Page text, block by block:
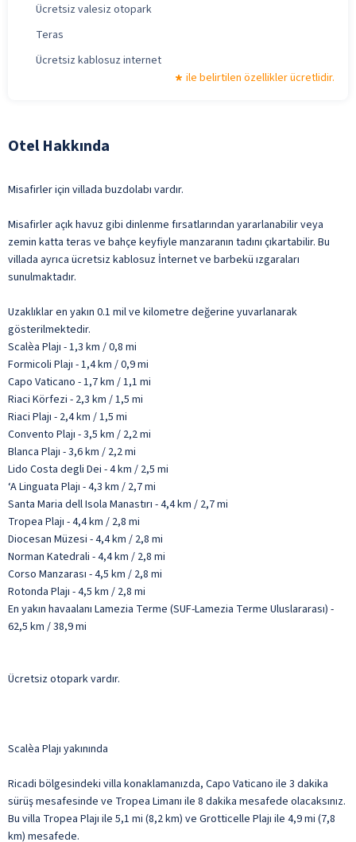
Ücretsiz valesiz otopark
Teras
Ücretsiz kablosuz internet
ile belirtilen özellikler ücretlidir.
Otel Hakkında
Misafirler için villada buzdolabı vardır.
Misafirler açık havuz gibi dinlenme fırsatlarından yararlanabilir veya
zemin katta teras ve bahçe keyfiyle manzaranın tadını çıkartabilir. Bu
villada ayrıca ücretsiz kablosuz İnternet ve barbekü ızgaraları
sunulmaktadır.
Uzaklıklar en yakın 0.1 mil ve kilometre değerine yuvarlanarak
gösterilmektedir.
Scalèa Plajı - 1,3 km / 0,8 mi
Formicoli Plajı - 1,4 km / 0,9 mi
Capo Vaticano - 1,7 km / 1,1 mi
Riaci Körfezi - 2,3 km / 1,5 mi
Riaci Plajı - 2,4 km / 1,5 mi
Convento Plajı - 3,5 km / 2,2 mi
Blanca Plajı - 3,6 km / 2,2 mi
Lido Costa degli Dei - 4 km / 2,5 mi
‘A Linguata Plajı - 4,3 km / 2,7 mi
Santa Maria dell Isola Manastırı - 4,4 km / 2,7 mi
Tropea Plajı - 4,4 km / 2,8 mi
Diocesan Müzesi - 4,4 km / 2,8 mi
Norman Katedrali - 4,4 km / 2,8 mi
Corso Manzarası - 4,5 km / 2,8 mi
Rotonda Plajı - 4,5 km / 2,8 mi
En yakın havaalanı Lamezia Terme (SUF-Lamezia Terme Uluslararası) -
62,5 km / 38,9 mi
Ücretsiz otopark vardır.
Scalèa Plajı yakınında
Ricadi bölgesindeki villa konaklamanızda, Capo Vaticano ile 3 dakika
sürüş mesafesinde ve Tropea Limanı ile 8 dakika mesafede olacaksınız.
Bu villa Tropea Plajı ile 5,1 mi (8,2 km) ve Grotticelle Plajı ile 4,9 mi (7,8
km) mesafede.